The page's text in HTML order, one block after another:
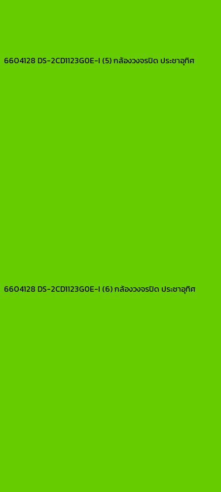
6604128 DS-2CD1123G0E-I (5) กล้องวงจรปิด ประชาอุทิศ
6604128 DS-2CD1123G0E-I (6) กล้องวงจรปิด ประชาอุทิศ